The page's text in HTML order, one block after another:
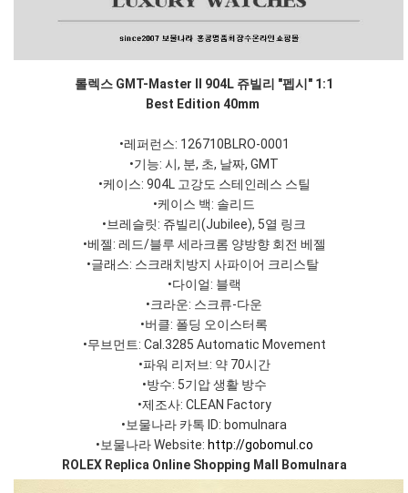
롤렉스 GMT-Master II 904L 쥬빌리 "펩시" 1:1
Best Edition 40mm
•레퍼런스: 126710BLRO-0001
•기능: 시, 분, 초, 날짜, GMT
•케이스: 904L 고강도 스테인레스 스틸
•케이스 백: 솔리드
•브레슬릿: 쥬빌리(Jubilee), 5열 링크
•베젤: 레드/블루 세라크롬 양방향 회전 베젤
•글래스: 스크래치방지 사파이어 크리스탈
•다이얼: 블랙
•크라운: 스크류-다운
•버클: 폴딩 오이스터록
•무브먼트: Cal.3285 Automatic Movement
•파워 리저브: 약 70시간
•방수: 5기압 생활 방수
•제조사: CLEAN Factory
•보물나라 카톡 ID: bomulnara
•보물나라 Website: http://gobomul.co
ROLEX Replica Online Shopping Mall Bomulnara